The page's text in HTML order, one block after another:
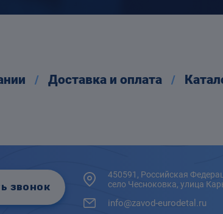
Доставка и оплата
звонок
450591, Российская
село Чесноковка, улица
info@zavod-eurodetal.ru